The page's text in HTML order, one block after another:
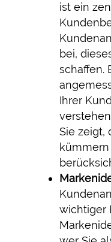
ist ein
bei,
schaffen.
Ihrer
Sie zeigt,
wichtiger